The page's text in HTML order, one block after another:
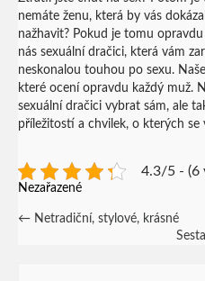
nemáte ženu, která by vás
nažhavit? Pokud je tomu
nás sexuální dračici, která vám
neskonalou touhou po sexu. Naše
které ocení opravdu každý muž.
sexuální dračici vybrat sám, ale
příležitostí a chvilek, o kterých
4.3/5 - (6
Nezařazené
Post
← Netradiční, stylové, krásné